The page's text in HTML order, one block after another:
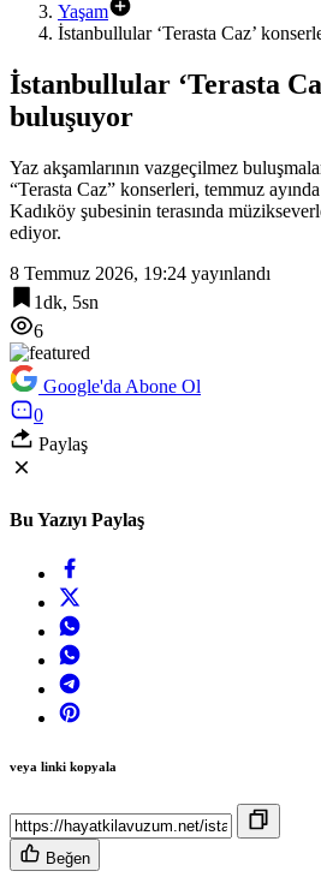
Yaşam
İstanbullular ‘Terasta Caz’
İstanbullular ‘Terasta
buluşuyor
Yaz akşamlarının vazgeçilmez
“Terasta Caz” konserleri, temmuz
Kadıköy şubesinin terasında
ediyor.
8 Temmuz 2026, 19:24 yayınlandı
1dk, 5sn
6
Google'da Abone Ol
0
Paylaş
Bu Yazıyı Paylaş
veya linki kopyala
Beğen